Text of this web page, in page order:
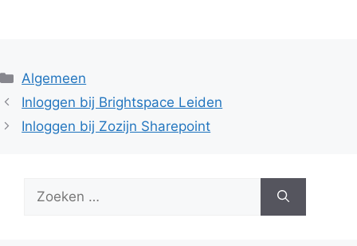
Categorieën
Algemeen
Inloggen bij Brightspace Leiden
Inloggen bij Zozijn Sharepoint
naar: